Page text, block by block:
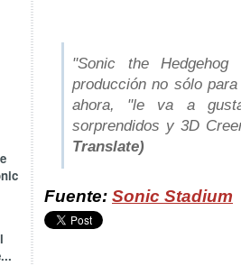
"Sonic the
producción no sólo
ahora, "le va a
sorprendidos y 3D
Translate)
Fuente: Sonic Stadium